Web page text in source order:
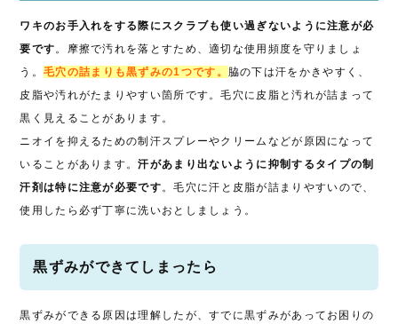
ワキのお手入れをする際にスクラブも使い過ぎないように注意が必
要です。摩擦で汚れを落とすため、適切な使用頻度を守りましょ
う。 毛穴の詰まりも黒ずみの1つです。
脇の下は汗をかきやすく、
皮脂や汚れがたまりやすい箇所です。毛穴に皮脂と汚れが詰まって
黒く見えることがあります。
ニオイを抑えるための制汗スプレーやクリームなどが原因になって
いることがあります。汗があまり出ないように抑制するタイプの制
汗剤は特に注意が必要です。毛穴に汗と皮脂が詰まりやすいので、
使用したら必ず丁寧に洗いおとしましょう。
黒ずみができてしまったら
黒ずみができる原因は理解したが、すでに黒ずみがあってお困りの